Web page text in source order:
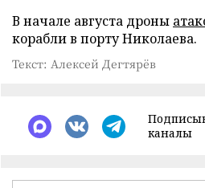
В начале августа дроны
корабли в порту Николаева.
Текст: Алексей Дегтярёв
каналы